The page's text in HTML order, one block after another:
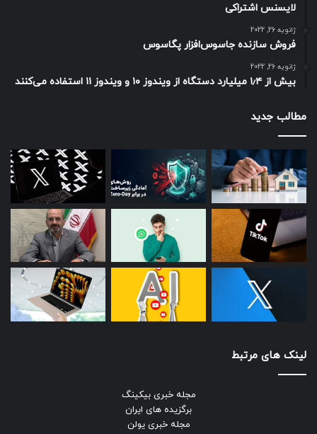
لایسنس اشتراکی
ژانویه 26, 2022
فروش سازنده جاسوس‌افزار پگاسوس
ژانویه 26, 2022
بیش از ۱٫۴ میلیارد دستگاه از ویندوز ۱۰ و ویندوز ۱۱ استفاده می‌کنند
مطالب جدید
لینک های مرتبط
مجله خبری بیکینگ
برگزیده های ایران
مجله خبری یولن